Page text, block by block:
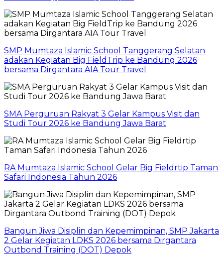
SMP Mumtaza Islamic School Tanggerang Selatan
adakan Kegiatan Big FieldTrip ke Bandung 2026
bersama Dirgantara AIA Tour Travel
SMA Perguruan Rakyat 3 Gelar Kampus Visit dan
Studi Tour 2026 ke Bandung Jawa Barat
RA Mumtaza Islamic School Gelar Big Fieldrtip Taman
Safari Indonesia Tahun 2026
Bangun Jiwa Disiplin dan Kepemimpinan, SMP Jakarta
2 Gelar Kegiatan LDKS 2026 bersama Dirgantara
Outbond Training (DOT) Depok